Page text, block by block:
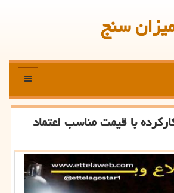
سنج
منو
با قیمت مناسب اعتماد